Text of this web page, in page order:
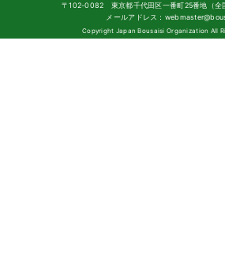
〒102-0082 東京都千代田区一番町25番地（全
メールアドレス：
Copyright Japan Bousaisi Organization All